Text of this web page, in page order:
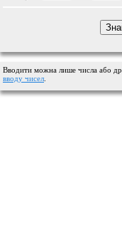
Вводити можна лише числа або
вводу чисел